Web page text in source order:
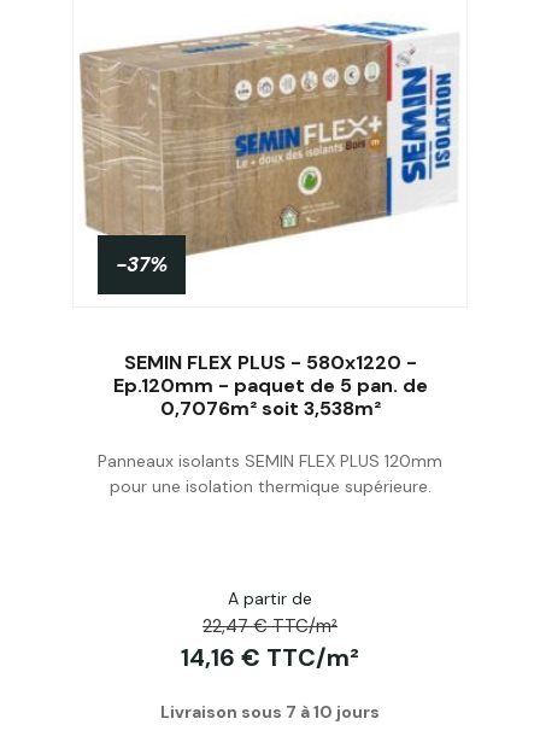
-37%
SEMIN FLEX PLUS - 580x1220 -
Ep.120mm - paquet de 5 pan. de
0,7076m² soit 3,538m²
Panneaux isolants SEMIN FLEX PLUS 120mm
pour une isolation thermique supérieure.
A partir de
22,47 € TTC/m²
14,16 € TTC/m²
Livraison sous 7 à 10 jours